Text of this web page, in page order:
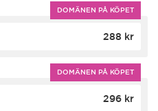
DOMÄNEN PÅ KÖPET
288 kr
DOMÄNEN PÅ KÖPET
296 kr